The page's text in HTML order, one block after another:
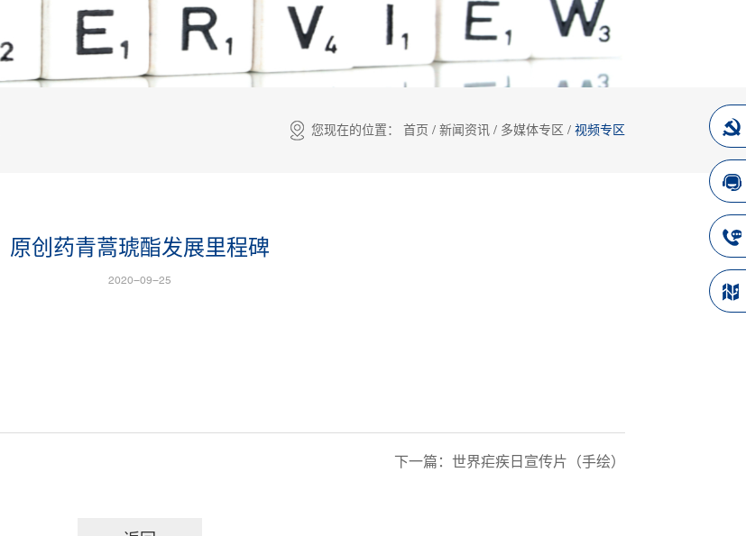
您现在的位置： 首页 / 新闻资讯 / 多媒体专区 / 视频专区
原创药青蒿琥酯发展里程碑
2020-09-25
下一篇： 世界疟疾日宣传片（手绘）